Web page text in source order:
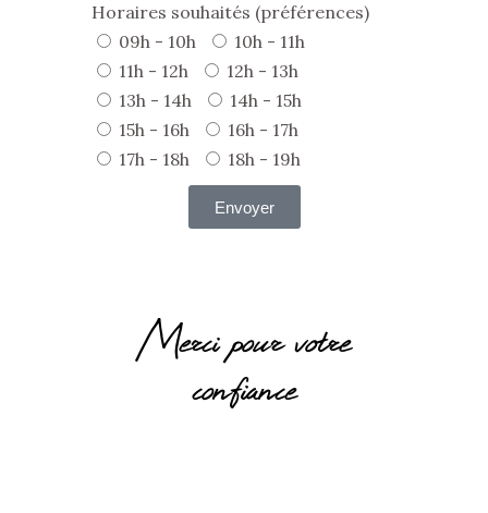
Horaires souhaités (préférences)
09h - 10h
10h - 11h
11h - 12h
12h - 13h
13h - 14h
14h - 15h
15h - 16h
16h - 17h
17h - 18h
18h - 19h
Envoyer
Merci pour votre
confiance